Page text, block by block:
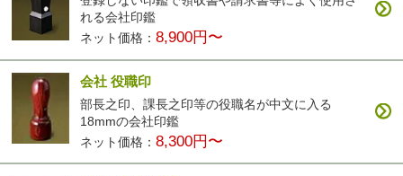
れる会社印鑑
ネット価格：8,900円〜
会社 役職印
部長之印、課長之印等の役職名が中文に入る
18mmの会社印鑑
ネット価格：8,300円〜